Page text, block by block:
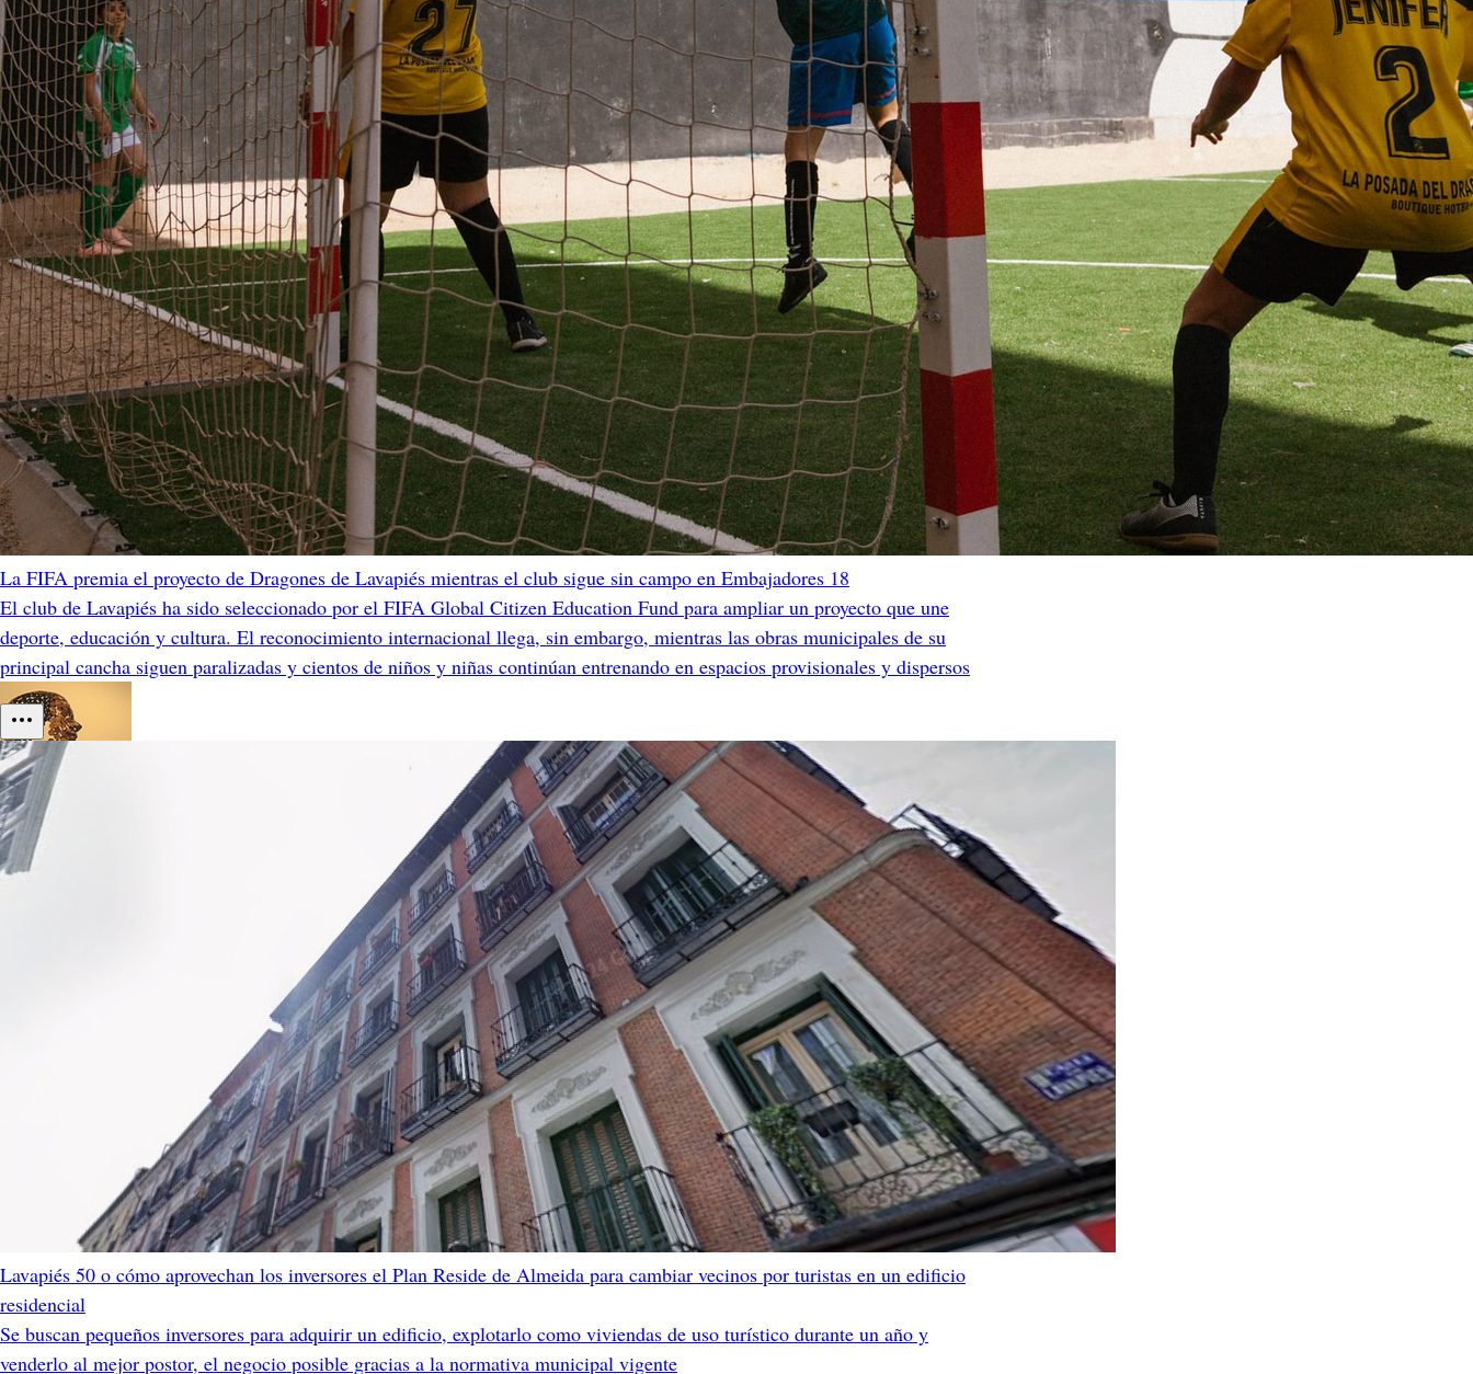
La FIFA premia el proyecto de Dragones de Lavapiés mientras el club sigue sin campo en Embajadores 18
El club de Lavapiés ha sido seleccionado por el FIFA Global Citizen Education Fund para ampliar un proyecto que une
deporte, educación y cultura. El reconocimiento internacional llega, sin embargo, mientras las obras municipales de su
principal cancha siguen paralizadas y cientos de niños y niñas continúan entrenando en espacios provisionales y dispersos
Lavapiés 50 o cómo aprovechan los inversores el Plan Reside de Almeida para cambiar vecinos por turistas en un edificio
residencial
Se buscan pequeños inversores para adquirir un edificio, explotarlo como viviendas de uso turístico durante un año y
venderlo al mejor postor, el negocio posible gracias a la normativa municipal vigente